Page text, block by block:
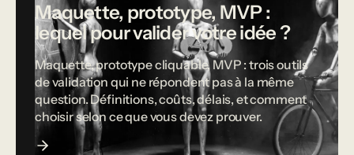
Maquette, prototype, MVP :
lequel pour valider votre idée ?
Maquette, prototype cliquable, MVP : trois outils
de validation qui ne répondent pas à la même
question. Définitions, coûts, délais, et comment
choisir selon ce que vous devez prouver.